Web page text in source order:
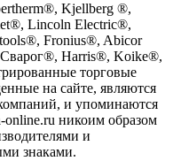
Kjellberg ®,
Lincoln Electric®,
Fronius®, Abicor
Harris®, Koike®,
торговые
на сайте, являются
и упоминаются
online.ru никоим образом
и
знаками.